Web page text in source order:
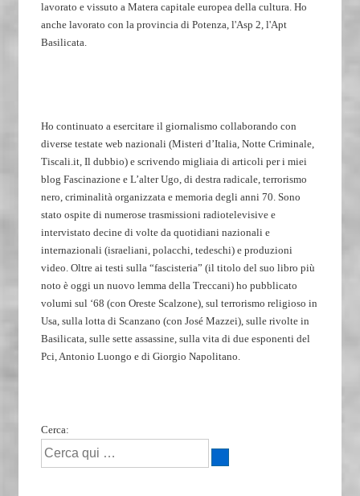
lavorato e vissuto a Matera capitale europea della cultura. Ho
anche lavorato con la provincia di Potenza, l'Asp 2, l'Apt
Basilicata.
Ho continuato a esercitare il giornalismo collaborando con
diverse testate web nazionali (Misteri d’Italia, Notte Criminale,
Tiscali.it, Il dubbio) e scrivendo migliaia di articoli per i miei
blog Fascinazione e L’alter Ugo, di destra radicale, terrorismo
nero, criminalità organizzata e memoria degli anni 70. Sono
stato ospite di numerose trasmissioni radiotelevisive e
intervistato decine di volte da quotidiani nazionali e
internazionali (israeliani, polacchi, tedeschi) e produzioni
video. Oltre ai testi sulla “fascisteria” (il titolo del suo libro più
noto è oggi un nuovo lemma della Treccani) ho pubblicato
volumi sul ‘68 (con Oreste Scalzone), sul terrorismo religioso in
Usa, sulla lotta di Scanzano (con José Mazzei), sulle rivolte in
Basilicata, sulle sette assassine, sulla vita di due esponenti del
Pci, Antonio Luongo e di Giorgio Napolitano.
Cerca: